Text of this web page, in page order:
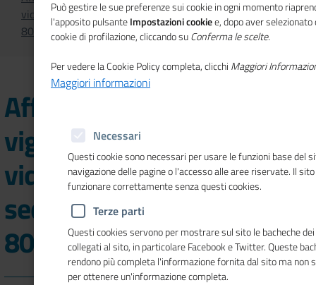
videosorveglianza delle sedi di Unioncamere (CIG
80613070FC)
Affidamento dei servizi di
vigilanza armata e
videosorveglianza delle
sedi di Unioncamere (CIG
80613070FC)
Può gestire le sue preferenze sui cookie in ogni momento
l'apposito pulsanteImpostazioni cookiee, dopo aver
cookie di profilazione, cliccando suConferma le scelte.
Per vedere la Cookie Policy completa, clicchi Maggiori
Maggiori informazioni
Necessari
Questi cookie sono necessari per usare le funzioni base del
navigazione delle pagine o l'accesso alle aree riservate. Il
funzionare correttamente senza questi cookies.
Terze parti
Questi cookies servono per mostrare sul sito le bacheche
collegati al sito, in particolare Facebook e Twitter. Queste
rendono più completa l'informazione fornita dal sito ma non
per ottenere un'informazione completa.